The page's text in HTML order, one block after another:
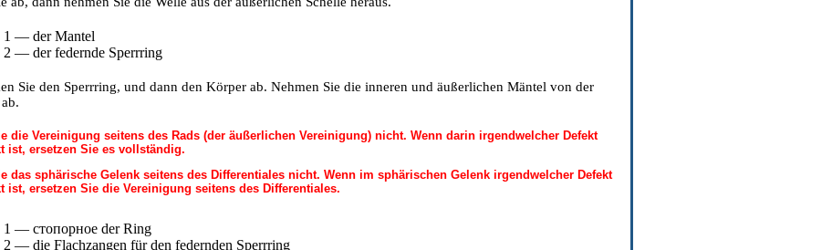
1 — der Mantel
2 — der federnde Sperrring
Sie den Sperrring, und dann den Körper ab. Nehmen Sie die inneren und äußerlichen Mäntel von der
die Vereinigung seitens des Rads (der äußerlichen Vereinigung) nicht. Wenn darin irgendwelcher Defekt
ist, ersetzen Sie es vollständig.
das sphärische Gelenk seitens des Differentiales nicht. Wenn im sphärischen Gelenk irgendwelcher Defekt
ist, ersetzen Sie die Vereinigung seitens des Differentiales.
1 — cтопорное der Ring
2 — die Flachzangen für den federnden Sperrring